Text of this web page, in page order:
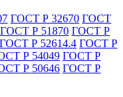
ГОСТ Р 32670 ГОСТ
ГОСТ Р 51870 ГОСТ Р
ГОСТ Р 52614.4 ГОСТ Р
Р 54049 ГОСТ Р
Р 50646 ГОСТ Р